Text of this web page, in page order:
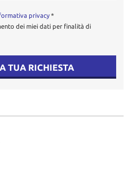
privacy *
dei miei dati per finalità di
TUA RICHIESTA